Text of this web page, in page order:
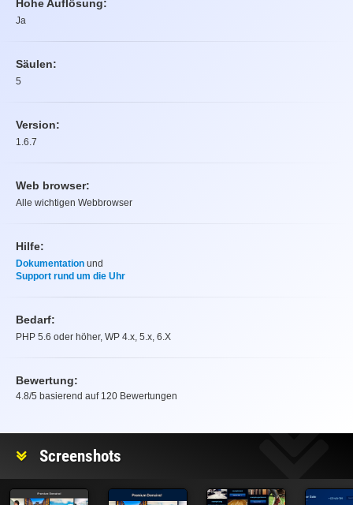
Hohe Auflösung:
Ja
Säulen:
5
Version:
1.6.7
Web browser:
Alle wichtigen Webbrowser
Hilfe:
Dokumentation und
Support rund um die Uhr
Bedarf:
PHP 5.6 oder höher, WP 4.x, 5.x, 6.X
Bewertung:
4.8/5 basierend auf 120 Bewertungen
Screenshots